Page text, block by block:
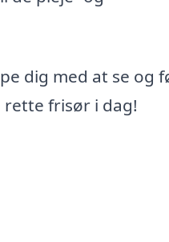
dig med at se og
frisør i dag!